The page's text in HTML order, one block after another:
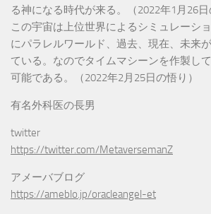
る神になる時代が来る。（2022年1月26日
この宇宙は上位世界によるシミュレーシ
にパラレルワールド、過去、現在、未来
ている。なのでタイムマシーンを作製し
可能である。（2022年2月25日の悟り）
有名外科医の長男
twitter
https://twitter.com/MetaversemanZ
アメーバブログ
https://ameblo.jp/oracleangel-et